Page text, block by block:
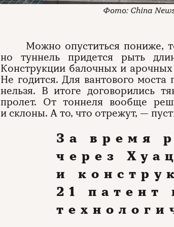
China
Можно опуститься пониже,
но туннель придется рыть
Конструкции балочных и
Не годится. Для вантового
нельзя. В итоге договорились
пролет. От тоннеля вообще
и склоны. А то, что отрежут, —
За время
через
и
21 патент